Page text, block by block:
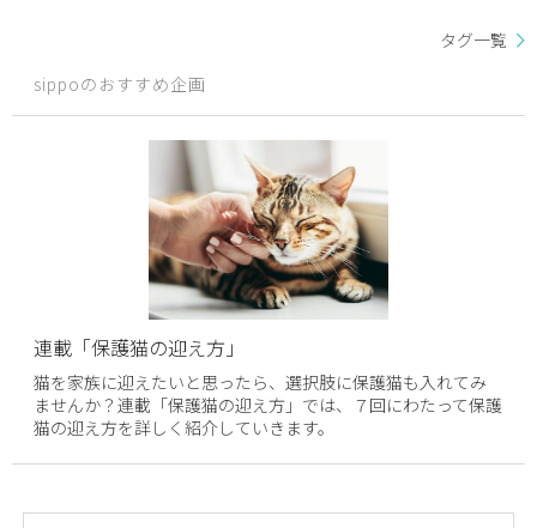
タグ一覧
sippoのおすすめ企画
連載「保護猫の迎え方」
猫を家族に迎えたいと思ったら、選択肢に保護猫も入れてみ
ませんか？連載「保護猫の迎え方」では、７回にわたって保護
猫の迎え方を詳しく紹介していきます。